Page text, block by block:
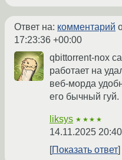
Ответ на: комментарий
17:23:36 +00:00
qbittorrent-nox
работает на
веб-морда
его бычный гуй.
liksys ★★★★
14.11.2025
Показать ответ